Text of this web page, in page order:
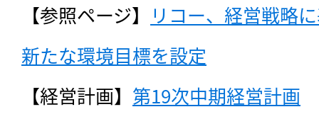
【参照ページ】 リコー、経営戦略
新たな環境目標を設定
【経営計画】 第19次中期経営計画